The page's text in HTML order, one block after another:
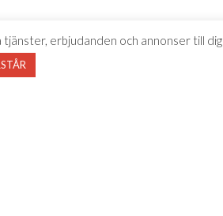
erbjudanden och annonser till dig